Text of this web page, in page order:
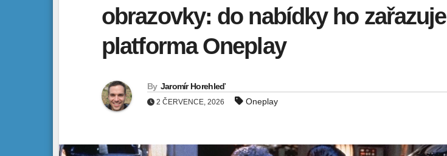
obrazovky: do nabídky ho zařazuje
platforma Oneplay
By Jaromír Horehleď
2 ČERVENCE, 2026 Oneplay